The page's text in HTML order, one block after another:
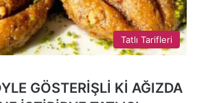
Tatlı Tarifleri
GÖSTERİŞLİ Kİ AĞIZDA